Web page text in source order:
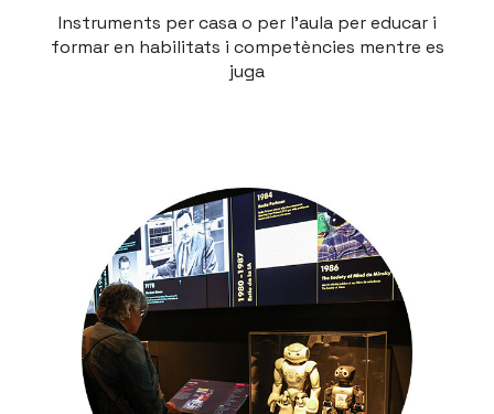
Instruments per casa o per l'aula per educar i
formar en habilitats i competències mentre es
juga